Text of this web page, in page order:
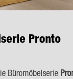
Pronto
Büromöbelserie